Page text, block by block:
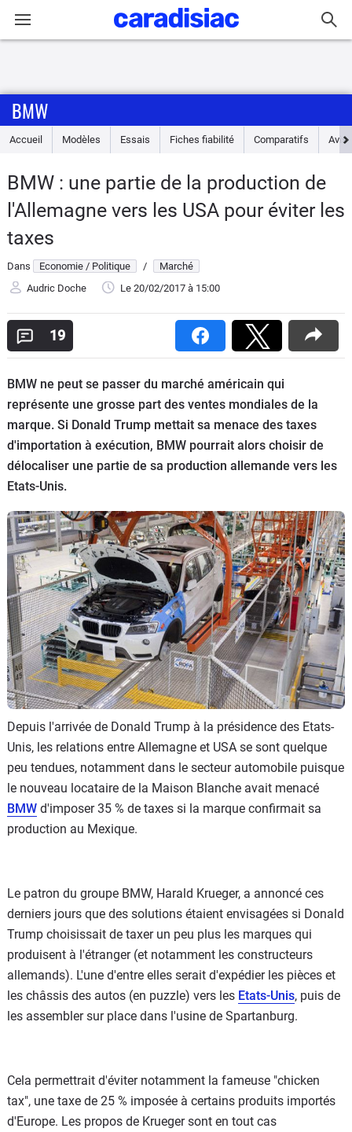
Accueil
Essais
Guide
d'achat
Electriques
Utilitaires
Auto
Services
Forum
Moto
Marques
BMW
Accueil Modèles Essais Fiches fiabilité Comparatifs Avis
BMW : une partie de la production de
l'Allemagne vers les USA pour éviter les
taxes
Dans Economie / Politique /
Marché
Audric Doche
Le 20/02/2017 à 15:00
19
BMW ne peut se passer du marché américain qui
représente une grosse part des ventes mondiales de la
marque. Si Donald Trump mettait sa menace des taxes
d'importation à exécution, BMW pourrait alors choisir de
délocaliser une partie de sa production allemande vers les
Etats-Unis.
Depuis l'arrivée de Donald Trump à la présidence des Etats-
Unis, les relations entre Allemagne et USA se sont quelque
peu tendues, notamment dans le secteur automobile puisque
le nouveau locataire de la Maison Blanche avait menacé
BMW d'imposer 35 % de taxes si la marque confirmait sa
production au Mexique.
Le patron du groupe BMW, Harald Krueger, a annoncé ces
derniers jours que des solutions étaient envisagées si Donald
Trump choisissait de taxer un peu plus les marques qui
produisent à l'étranger (et notamment les constructeurs
allemands). L'une d'entre elles serait d'expédier les pièces et
les châssis des autos (en puzzle) vers les Etats-Unis, puis de
les assembler sur place dans l'usine de Spartanburg.
Cela permettrait d'éviter notamment la fameuse "chicken
tax", une taxe de 25 % imposée à certains produits importés
d'Europe. Les propos de Krueger sont en tout cas